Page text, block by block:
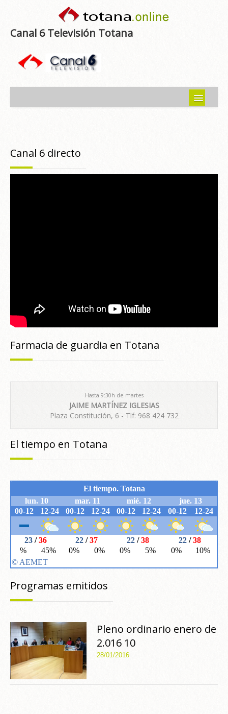
Canal 6 Televisión Totana
Programas emitidos
Programas emitidos
Pleno ordinario enero de
2.016 10
28/01/2016
Canal 6 directo
Farmacia de guardia en Totana
Hasta 9:30h de martes
JAIME MARTÍNEZ IGLESIAS
Plaza Constitución, 6 - Tlf: 968 424 732
El tiempo en Totana